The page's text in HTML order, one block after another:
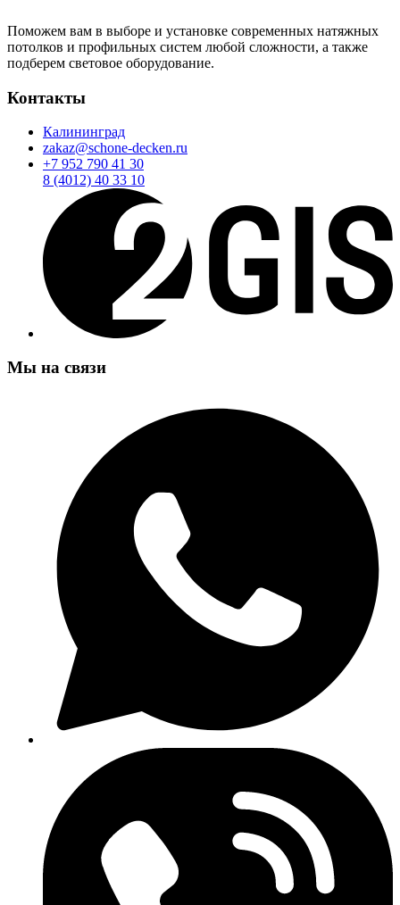
Поможем вам в выборе и установке современных натяжных
потолков и профильных систем любой сложности, а также
подберем световое оборудование.
Контакты
Калининград
zakaz@schone-decken.ru
+7 952 790 41 30
8 (4012) 40 33 10
Мы на связи